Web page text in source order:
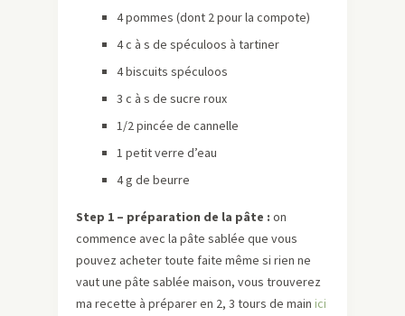
4 pommes (dont 2 pour la compote)
4 c à s de spéculoos à tartiner
4 biscuits spéculoos
3 c à s de sucre roux
1/2 pincée de cannelle
1 petit verre d’eau
4 g de beurre
Step 1 – préparation de la pâte : on
commence avec la pâte sablée que vous
pouvez acheter toute faite même si rien ne
vaut une pâte sablée maison, vous trouverez
ma recette à préparer en 2, 3 tours de main ici